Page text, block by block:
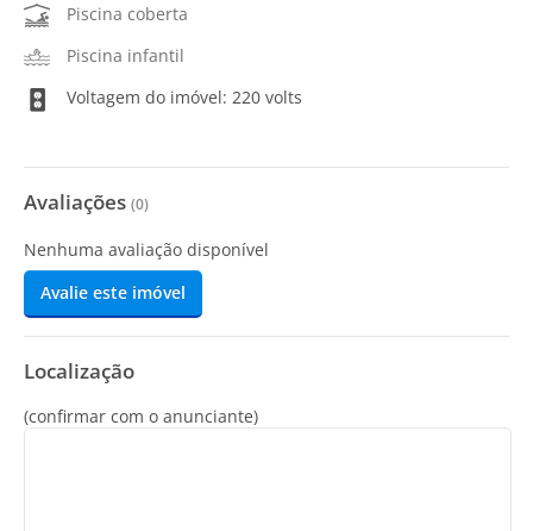
Piscina coberta
Piscina infantil
Voltagem do imóvel: 220 volts
Avaliações (0)
Nenhuma avaliação disponível
Avalie este imóvel
Localização
(confirmar com o anunciante)